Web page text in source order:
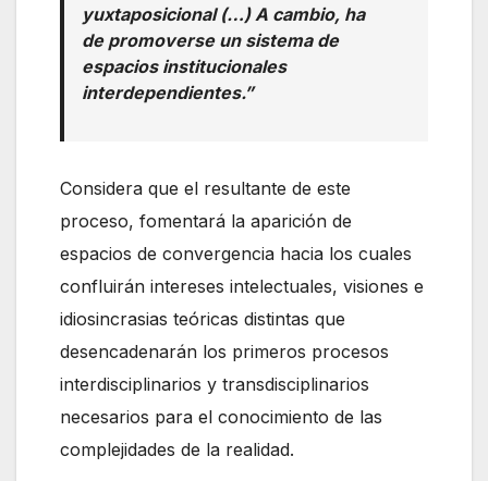
yuxtaposicional (…) A cambio, ha
de promoverse un sistema de
espacios institucionales
interdependientes.”
Considera que el resultante de este
proceso, fomentará la aparición de
espacios de convergencia hacia los cuales
confluirán intereses intelectuales, visiones e
idiosincrasias teóricas distintas que
desencadenarán los primeros procesos
interdisciplinarios y transdisciplinarios
necesarios para el conocimiento de las
complejidades de la realidad.